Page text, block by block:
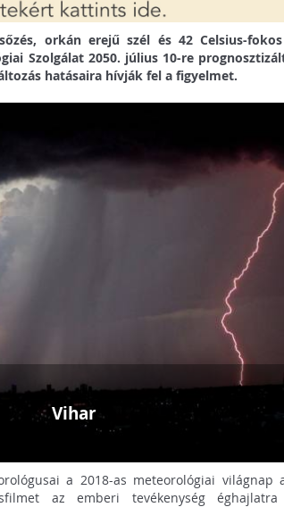
orkán erejű szél és 42 Celsius-
Szolgálat 2050. július 10-re
hatásaira hívják fel a figyelmet.
Vihar
a 2018-as meteorológiai világnap
az emberi tevékenység éghajlatra